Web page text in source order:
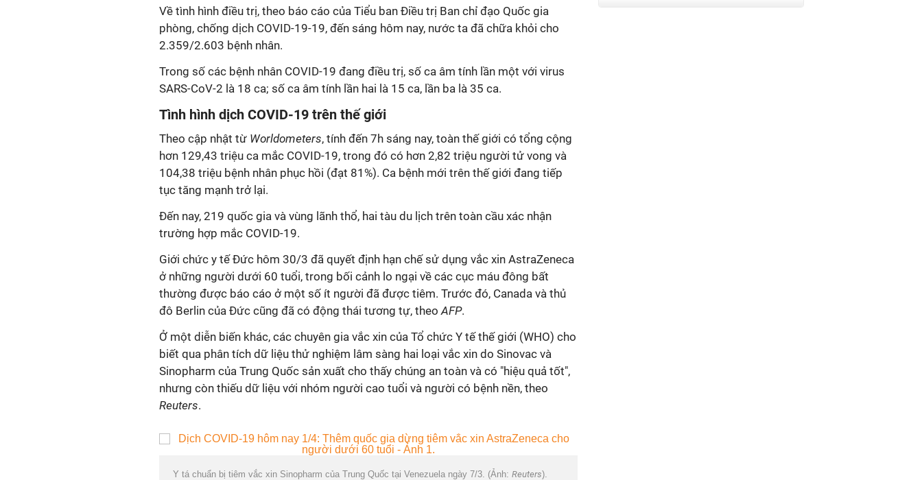
Về tình hình điều trị, theo báo cáo của Tiểu ban Điều trị Ban chỉ đạo Quốc gia
phòng, chống dịch COVID-19-19, đến sáng hôm nay, nước ta đã chữa khỏi cho
2.359/2.603 bệnh nhân.
Trong số các bệnh nhân COVID-19 đang điều trị, số ca âm tính lần một với virus
SARS-CoV-2 là 18 ca; số ca âm tính lần hai là 15 ca, lần ba là 35 ca.
Tình hình dịch COVID-19 trên thế giới
Theo cập nhật từ Worldometers, tính đến 7h sáng nay, toàn thế giới có tổng cộng
hơn 129,43 triệu ca mắc COVID-19, trong đó có hơn 2,82 triệu người tử vong và
104,38 triệu bệnh nhân phục hồi (đạt 81%). Ca bệnh mới trên thế giới đang tiếp
tục tăng mạnh trở lại.
Đến nay, 219 quốc gia và vùng lãnh thổ, hai tàu du lịch trên toàn cầu xác nhận
trường hợp mắc COVID-19.
Giới chức y tế Đức hôm 30/3 đã quyết định hạn chế sử dụng vắc xin AstraZeneca
ở những người dưới 60 tuổi, trong bối cảnh lo ngại về các cục máu đông bất
thường được báo cáo ở một số ít người đã được tiêm. Trước đó, Canada và thủ
đô Berlin của Đức cũng đã có động thái tương tự, theoAFP.
Ở một diễn biến khác, các chuyên gia vắc xin của Tổ chức Y tế thế giới (WHO) cho
biết qua phân tích dữ liệu thử nghiệm lâm sàng hai loại vắc xin do Sinovac và
Sinopharm của Trung Quốc sản xuất cho thấy chúng an toàn và có "hiệu quả tốt",
nhưng còn thiếu dữ liệu với nhóm người cao tuổi và người có bệnh nền, theo
Reuters.
Y tá chuẩn bị tiêm vắc xin Sinopharm của Trung Quốc tại Venezuela ngày 7/3. (Ảnh: Reuters).